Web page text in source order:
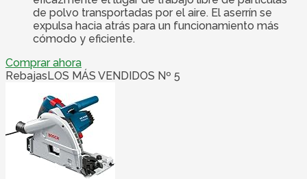
de polvo transportadas por el aire. El aserrín se
expulsa hacia atrás para un funcionamiento más
cómodo y eficiente.
Comprar ahora
RebajasLOS MÁS VENDIDOS Nº 5